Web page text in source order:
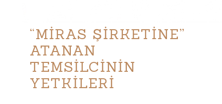
“MİRAS ŞİRKETİNE”
ATANAN
TEMSİLCİNİN
YETKİLERİ